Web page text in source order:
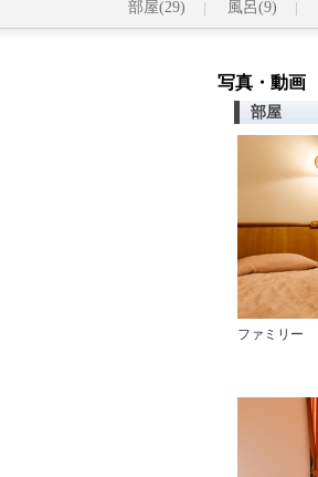
部屋(29) 風呂(9)
写真・動画
部屋
ファミリー